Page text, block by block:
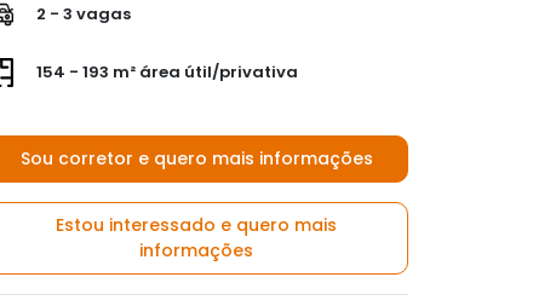
2 - 3 vagas
154 - 193 m² área útil/privativa
Sou corretor e quero mais informações
Estou interessado e quero mais
informações